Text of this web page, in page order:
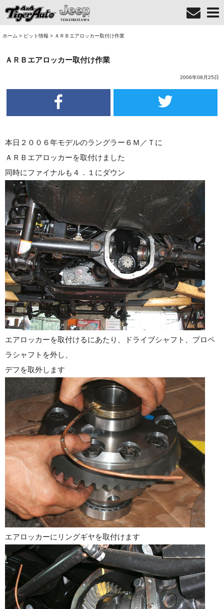
ホーム > ピット情報 > ＡＲＢエアロッカー取付け作業
ＡＲＢエアロッカー取付け作業
2006年08月25日
本日２００６年モデルのラングラー６Ｍ／Ｔに
ＡＲＢエアロッカーを取付けました
同時にファイナルも４．１にダウン
エアロッカーを取付けるにあたり、ドライブシャフト、プロペ
ラシャフトを外し、
デフを取外します
エアロッカーにリングギヤを取付けます